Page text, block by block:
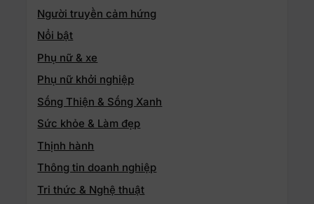
Người truyền cảm hứng
Nổi bật
Phụ nữ & xe
Phụ nữ khởi nghiệp
Sống Thiện & Sống Xanh
Sức khỏe & Làm đẹp
Thịnh hành
Thông tin doanh nghiệp
Tri thức & Nghệ thuật